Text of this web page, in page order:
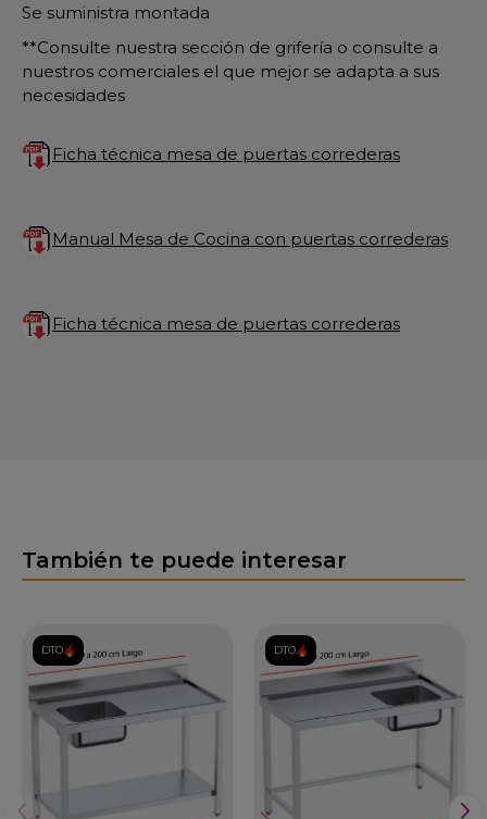
Se suministra montada
**Consulte nuestra sección de grifería o consulte a
nuestros comerciales el que mejor se adapta a sus
necesidades
Ficha técnica mesa de puertas correderas
Manual Mesa de Cocina con puertas correderas
Ficha técnica mesa de puertas correderas
También te puede interesar
DTO. DTO.